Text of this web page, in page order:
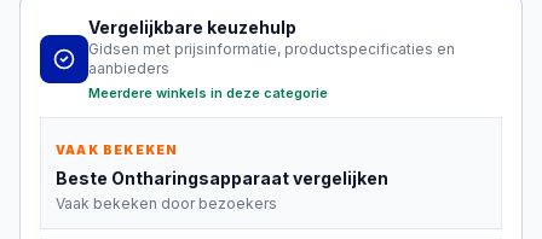
Vergelijkbare keuzehulp
Gidsen met prijsinformatie, productspecificaties en
aanbieders
Meerdere winkels in deze categorie
VAAK BEKEKEN
Beste Ontharingsapparaatvergelijken
Vaak bekeken door bezoekers